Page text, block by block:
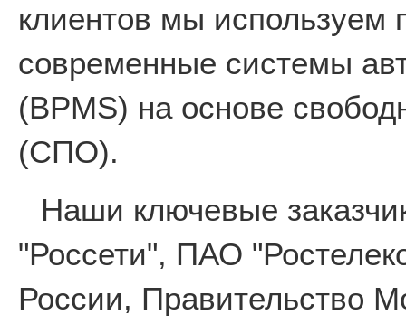
клиентов мы используем
современные системы
(BPMS) на основе
(СПО).
Наши ключевые
"Россети", ПАО
России, Правительство